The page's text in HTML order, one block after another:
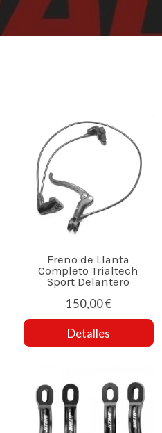
Freno de Llanta
Completo Trialtech
Sport Delantero
150,00 €
Detalles